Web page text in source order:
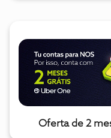
Oferta de 2